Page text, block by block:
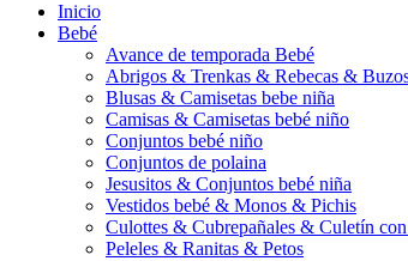
Inicio
Bebé
Avance de temporada Bebé
Abrigos & Trenkas & Rebecas &
Blusas & Camisetas bebe niña
Camisas & Camisetas bebé niño
Conjuntos bebé niño
Conjuntos de polaina
Jesusitos & Conjuntos bebé niña
Vestidos bebé & Monos & Pichis
Culottes & Cubrepañales & Culetín
Peleles & Ranitas & Petos